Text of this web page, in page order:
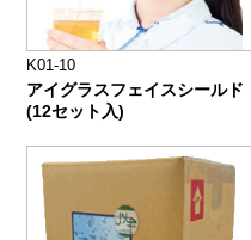
K01-10
アイグラスフェイスシールド
(12セット入)